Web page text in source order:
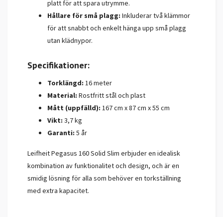
platt för att spara utrymme.
Hållare för små plagg: Inkluderar två klämmor
för att snabbt och enkelt hänga upp små plagg
utan klädnypor.
Specifikationer:
Torklängd: 16 meter
Material: Rostfritt stål och plast
Mått (uppfälld): 167 cm x 87 cm x 55 cm
Vikt: 3,7 kg
Garanti: 5 år
Leifheit Pegasus 160 Solid Slim erbjuder en idealisk
kombination av funktionalitet och design, och är en
smidig lösning för alla som behöver en torkställning
med extra kapacitet.